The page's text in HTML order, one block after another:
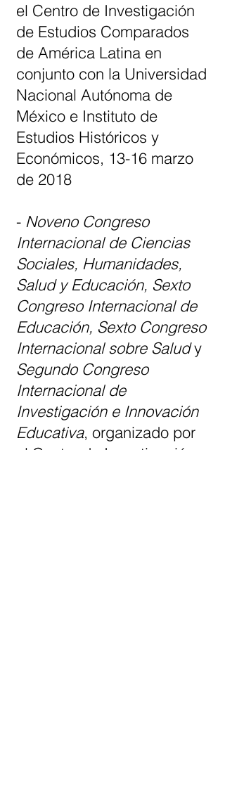
el Centro de Investigación
de Estudios Comparados
de América Latina en
conjunto con la Universidad
Nacional Autónoma de
México e Instituto de
Estudios Históricos y
Económicos, 13-16 marzo
de 2018
- Noveno Congreso
Internacional de Ciencias
Sociales, Humanidades,
Salud y Educación, Sexto
Congreso Internacional de
Educación, Sexto Congreso
Internacional sobre Saludy
Segundo Congreso
Internacional de
Investigación e Innovación
Educativa, organizado por
el Centro de Investigación